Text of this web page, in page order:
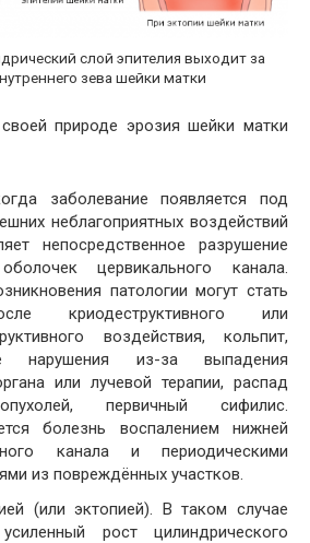
слой эпителия выходит за
зева шейки матки
природе эрозия шейки матки
заболевание появляется под
неблагоприятных воздействий
непосредственное разрушение
цервикального канала.
патологии могут стать
криодеструктивного или
воздействия, кольпит,
нарушения из-за выпадения
или лучевой терапии, распад
первичный сифилис.
болезнь воспалением нижней
канала и периодическими
из повреждённых участков.
(или эктопией). В таком случае
рост цилиндрического